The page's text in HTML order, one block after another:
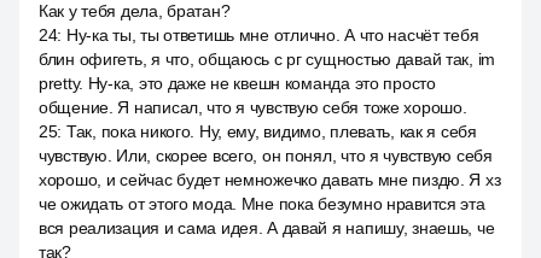
Как у тебя дела, братан?
24: Ну-ка ты, ты ответишь мне отлично. А что насчёт тебя
блин офигеть, я что, общаюсь с рг сущностью давай так, im
pretty. Ну-ка, это даже не квешн команда это просто
общение. Я написал, что я чувствую себя тоже хорошо.
25: Так, пока никого. Ну, ему, видимо, плевать, как я себя
чувствую. Или, скорее всего, он понял, что я чувствую себя
хорошо, и сейчас будет немножечко давать мне пиздю. Я хз
че ожидать от этого мода. Мне пока безумно нравится эта
вся реализация и сама идея. А давай я напишу, знаешь, че
так?